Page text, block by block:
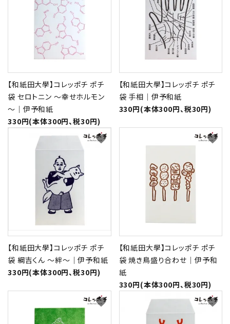
【和紙田大學】コレッポチ ポチ
袋 セロトニン ～幸せホルモン
～｜伊予和紙
330円(本体300円、税30円)
【和紙田大學】コレッポチ ポチ
袋 手相｜伊予和紙
330円(本体300円、税30円)
【和紙田大學】コレッポチ ポチ
袋 綱吉くん ～絆～｜伊予和紙
330円(本体300円、税30円)
favorite
【和紙田大學】コレッポチ ポチ
袋 焼き鳥盛り合わせ｜伊予和
紙
330円(本体300円、税30円)
favorite
favorite favorite